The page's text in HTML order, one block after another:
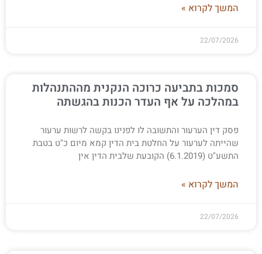
המשך לקרוא »
22/07/2026
סמכות בתביעה כרוכה הנקנית מההתנהלות
במהלכה על אף העדר הכנות בהגשתה
פסק דין הערעור והתשובה לו לפנינו בקשה לרשות ערעור
שהייתה לערעור על החלטת בית הדין קמא מיום כ"ט בטבת
התשע"ט (6.1.2019) הקובעת שלבית הדין אין
המשך לקרוא »
22/07/2026